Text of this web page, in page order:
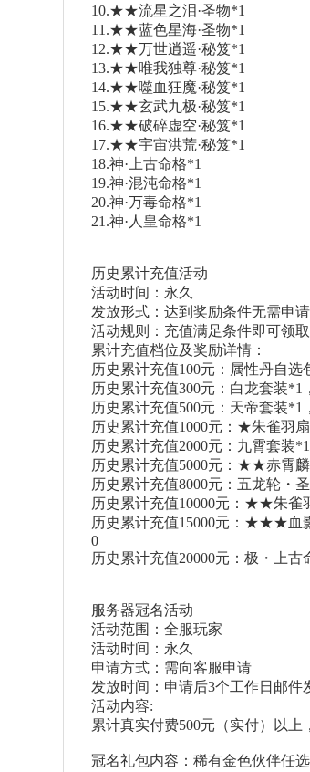
10.★★流星之泪·圣物*1
11.★★蓝色星海·圣物*1
12.★★万世逍遥·秘笈*1
13.★★唯我独尊·秘笈*1
14.★★噬血狂魔·秘笈*1
15.★★玄武九极·秘笈*1
16.★★破碎虚空·秘笈*1
17.★★宇宙洪荒·秘笈*1
18.神·上古命格*1
19.神·混沌命格*1
20.神·万毒命格*1
21.神·人皇命格*1
历史累计充值活动
活动时间：永久
发放形式：达到奖励条件无需申
活动规则：充值满足条件即可领
累计充值档位及奖励详情：
历史累计充值100元：属性丹自
历史累计充值300元：白龙套装
历史累计充值500元：天帝套装*1
历史累计充值1000元：★朱雀羽
历史累计充值2000元：九霄套装
历史累计充值5000元：★★赤霄
历史累计充值8000元：五龙轮・
历史累计充值10000元：★★朱雀
历史累计充值15000元：★★★血
0
历史累计充值20000元：极・上
服务器冠名活动
活动范围：全服玩家
活动时间：永久
申请方式：需向客服申请
发放时间：申请后3个工作日邮件
活动内容:
累计真实付费500元（实付）以
冠名礼包内容：稀有金色伙伴任